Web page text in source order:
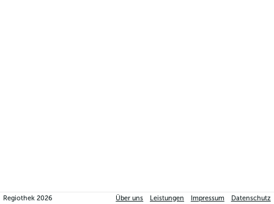
Regiothek2026 Über uns Leistungen Impressum Datenschutz